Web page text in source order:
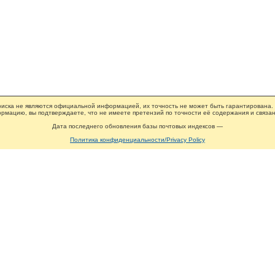
не являются официальной информацией, их точность не может быть гарантирована.
вы подтверждаете, что не имеете претензий по точности её содержания и
Дата последнего обновления базы почтовых индексов —
Политика конфиденциальности/Privacy Policy